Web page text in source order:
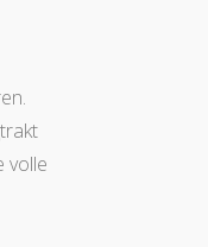
volle